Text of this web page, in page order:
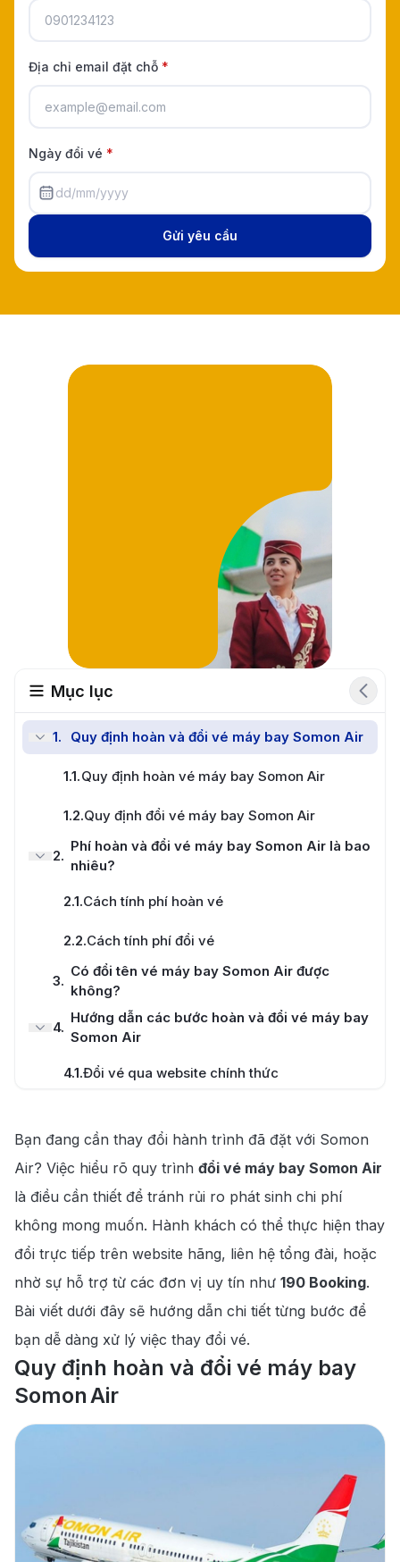
Địa chỉ email đặt chỗ *
Ngày đổi vé *
dd/mm/yyyy
Gửi yêu cầu
Mục lục
1. Quy định hoàn và đổi vé máy bay Somon Air
1.1.Quy định hoàn vé máy bay Somon Air
1.2.Quy định đổi vé máy bay Somon Air
2.
Phí hoàn và đổi vé máy bay Somon Air là bao
nhiêu?
2.1.Cách tính phí hoàn vé
2.2.Cách tính phí đổi vé
3.
Có đổi tên vé máy bay Somon Air được
không?
4.
Hướng dẫn các bước hoàn và đổi vé máy bay
Somon Air
4.1.Đổi vé qua website chính thức
190 Booking cung cấp dịch vụ đổi vé máy
bay Somon Air uy tín
Bạn đang cần thay đổi hành trình đã đặt với Somon
Air? Việc hiểu rõ quy trình đổi vé máy bay Somon Air
là điều cần thiết để tránh rủi ro phát sinh chi phí
không mong muốn. Hành khách có thể thực hiện thay
đổi trực tiếp trên website hãng, liên hệ tổng đài, hoặc
nhờ sự hỗ trợ từ các đơn vị uy tín như 190 Booking.
Bài viết dưới đây sẽ hướng dẫn chi tiết từng bước để
bạn dễ dàng xử lý việc thay đổi vé.
Quy định hoàn và đổi vé máy bay
Somon Air
Đổi vé nhanh chóng
Tư vấn nhiệt tình
028 7303 6167